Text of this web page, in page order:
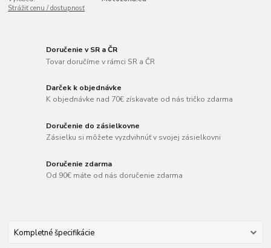
Strážiť cenu / dostupnosť
Doručenie v SR a ČR
Tovar doručíme v rámci SR a ČR
Darček k objednávke
K objednávke nad 70€ získavate od nás tričko zdarma
Doručenie do zásielkovne
Zásielku si môžete vyzdvihnúť v svojej zásielkovni
Doručenie zdarma
Od 90€ máte od nás doručenie zdarma
Kompletné špecifikácie